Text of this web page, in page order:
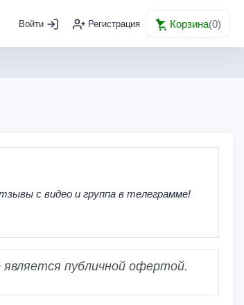
Войти Регистрация Корзина(0)
с видео и группа в телеграмме!
публичной офертой.